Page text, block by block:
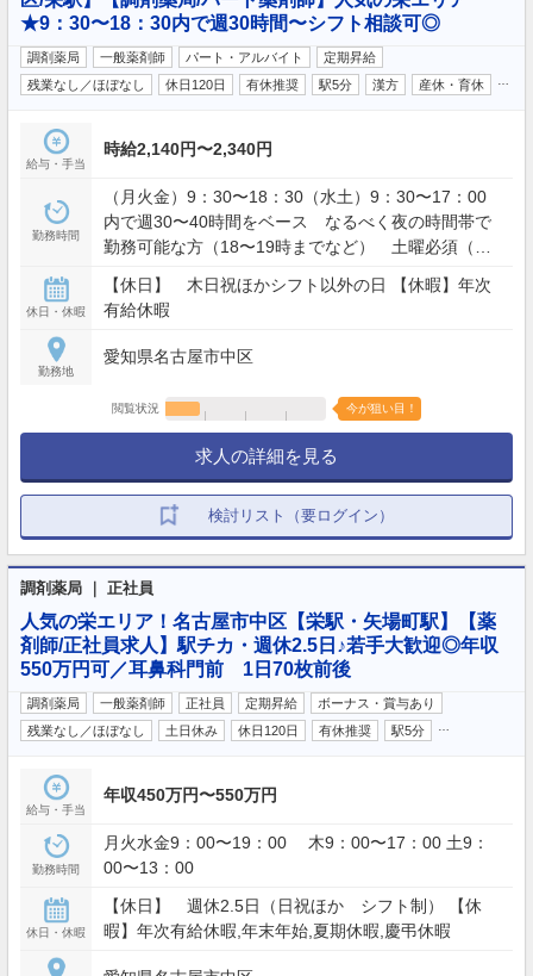
★9：30〜18：30内で週30時間〜シフト相談可◎
調剤薬局 一般薬剤師 パート・アルバイト
定期昇給
残業なし／ほぼなし
休日120日 有休推奨 駅5分 漢方 産休・育休
給与・手当
時給2,140円〜2,340円
勤務時間
（月火金）9：30〜18：30（水土）9：30〜17：00
内で週30〜40時間をベース なるべく夜の時間帯で
勤務可能な方（18〜19時までなど） 土曜必須（で
休日・休暇
【休日】 木日祝ほかシフト以外の日 【休暇】年次
有給休暇
勤務地
愛知県名古屋市中区
閲覧状況 今が狙い目！
求人の詳細を見る
検討リスト（要ログイン）
調剤薬局 ｜ 正社員
人気の栄エリア！名古屋市中区【栄駅・矢場町駅】【薬
剤師/正社員求人】駅チカ・週休2.5日♪若手大歓迎◎年収
550万円可／耳鼻科門前 1日70枚前後
調剤薬局 一般薬剤師 正社員 定期昇給
ボーナス・賞与あり
残業なし／ほぼなし
土日休み 休日120日 有休推奨 駅5分
給与・手当
年収450万円〜550万円
勤務時間
月火水金9：00〜19：00 木9：00〜17：00 土9：
00〜13：00
休日・休暇
【休日】 週休2.5日（日祝ほか シフト制） 【休
暇】年次有給休暇,年末年始,夏期休暇,慶弔休暇